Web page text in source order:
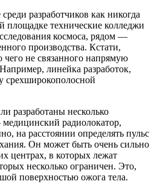
разработчиков как никогда
технические колледжи
космоса, рядом —
производства. Кстати,
не связанного напрямую
линейка разработок,
срехширокополосной
разработаны несколько
радиолокатор,
на расстоянии определять пульс
Он может быть очень сильно
центрах, в которых лежат
несколько ограничен. Это,
поверхностью ожога тела.